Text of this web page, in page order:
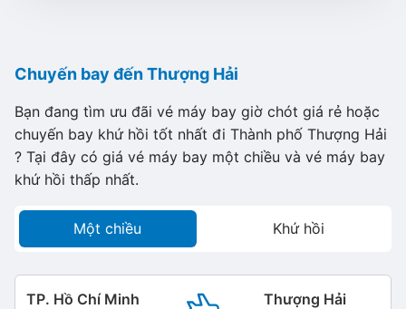
Chuyến bay đến Thượng Hải
Bạn đang tìm ưu đãi vé máy bay giờ chót giá rẻ hoặc
chuyến bay khứ hồi tốt nhất đi Thành phố Thượng Hải
? Tại đây có giá vé máy bay một chiều và vé máy bay
khứ hồi thấp nhất.
Một chiều Khứ hồi
TP. Hồ Chí Minh Thượng Hải